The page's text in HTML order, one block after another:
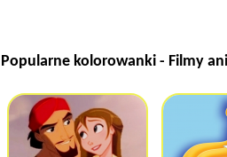
Popularne kolorowanki - Filmy